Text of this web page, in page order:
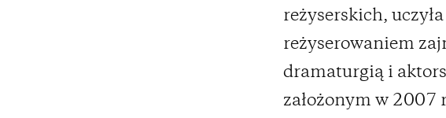
reżyserskich,
reżyserowaniem
dramaturgią i
założonym w 2007